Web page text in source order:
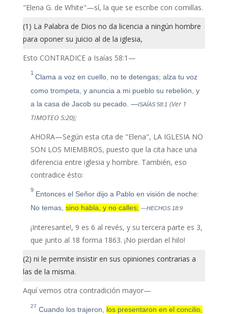
"Elena G. de White"—sí, la que se escribe con comillas.
(1) La Palabra de Dios no da licencia a ningún hombre
para oponer su juicio al de la iglesia,
Esto CONTRADICE a Isaías 58:1—
1 Clama a voz en cuello, no te detengas; alza tu voz
como trompeta, y anuncia a mi pueblo su rebelión, y
a la casa de Jacob su pecado. —ISAÍAS 58:1 (Ver 1
TIMOTEO 5:20);
AHORA—Según esta cita de "Elena", LA IGLESIA NO
SON LOS MIEMBROS, puesto que la cita hace una
diferencia entre iglesia y hombre. También, eso
contradice ésto:
9 Entonces el Señor dijo a Pablo en visión de noche:
No temas, sino habla, y no calles; —HECHOS 18:9
¡Interesante!, 9 es 6 al revés, y su tercera parte es 3,
que junto al 18 forma 1863. ¡No pierdan el hilo!
(2) ni le permite insistir en sus opiniones contrarias a
las de la misma.
Aquí vemos otra contradición mayor—
27 Cuando los trajeron, los presentaron en el concilio,